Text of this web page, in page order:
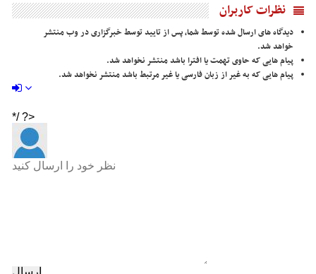
نظرات کاربران
دیدگاه های ارسال شده توسط شما، پس از تایید توسط خبرگزاری در وب منتشر
خواهد شد.
پیام هایی که حاوی تهمت یا افترا باشد منتشر نخواهد شد.
پیام هایی که به غیر از زبان فارسی یا غیر مرتبط باشد منتشر نخواهد شد.